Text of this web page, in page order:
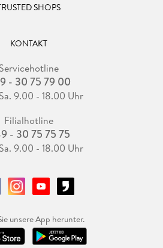
SHOPS
KONTAKT
Servicehotline
- 30 75 79 00
9.00 - 18.00 Uhr
Filialhotline
- 30 75 75 75
9.00 - 18.00 Uhr
unsere App herunter.